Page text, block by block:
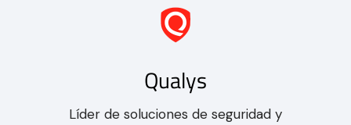
Qualys
Líder de soluciones de seguridad y